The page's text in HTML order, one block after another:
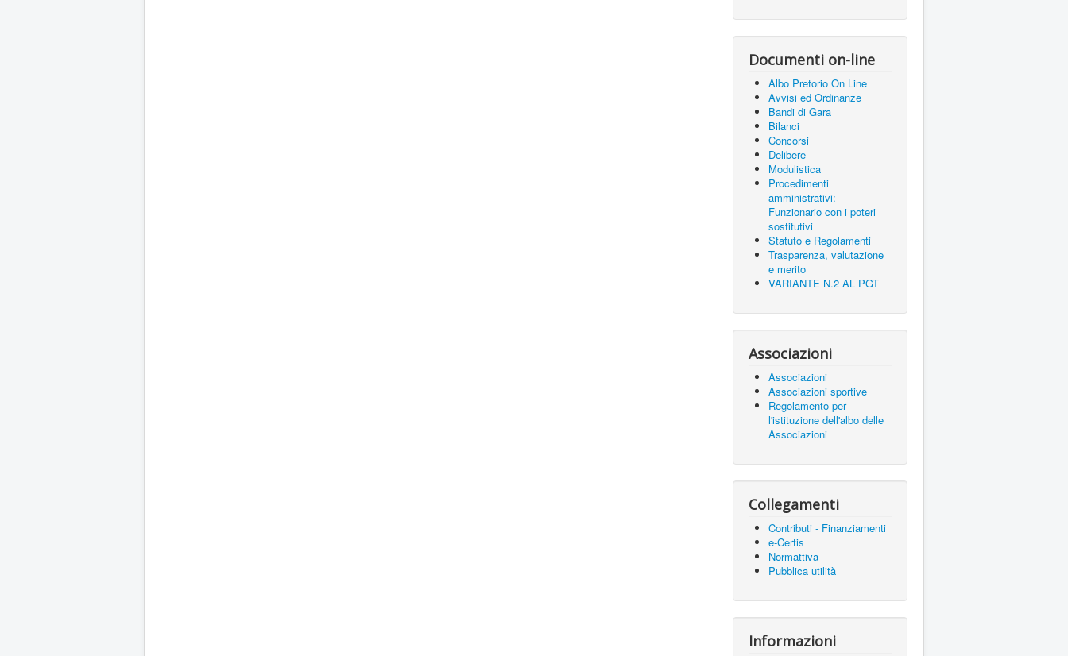
Documenti on-line
Albo Pretorio On Line
Avvisi ed Ordinanze
Bandi di Gara
Bilanci
Concorsi
Delibere
Modulistica
Procedimenti
amministrativi:
Funzionario con i poteri
sostitutivi
Statuto e Regolamenti
Trasparenza, valutazione
e merito
VARIANTE N.2 AL PGT
Associazioni
Associazioni
Associazioni sportive
Regolamento per
l'istituzione dell'albo delle
Associazioni
Collegamenti
Contributi - Finanziamenti
e-Certis
Normattiva
Pubblica utilità
Informazioni